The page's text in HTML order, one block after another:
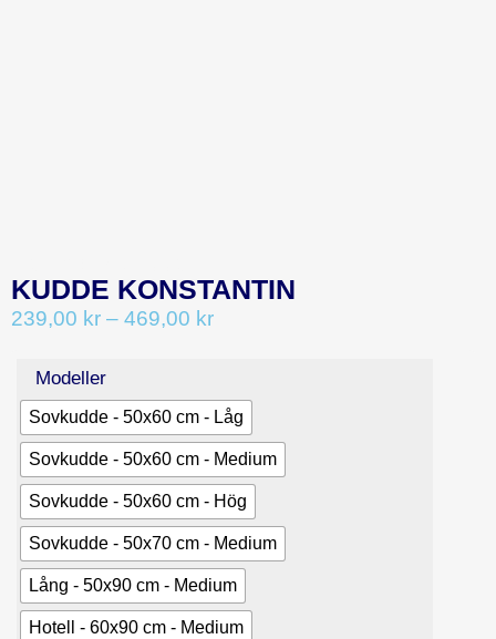
KUDDE KONSTANTIN
239,00 kr – 469,00 kr
Modeller
Sovkudde - 50x60 cm - Låg
Sovkudde - 50x60 cm - Medium
Sovkudde - 50x60 cm - Hög
Sovkudde - 50x70 cm - Medium
Lång - 50x90 cm - Medium
Hotell - 60x90 cm - Medium